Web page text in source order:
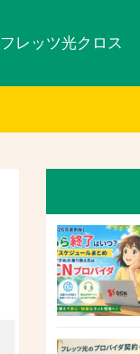
フレッツ光クロス